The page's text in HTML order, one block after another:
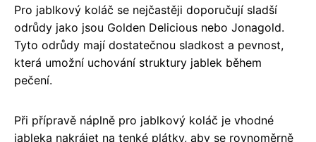
Pro jablkový koláč se nejčastěji doporučují sladší
odrůdy jako jsou Golden Delicious nebo Jonagold.
Tyto odrůdy mají dostatečnou sladkost a pevnost,
která umožní uchování struktury jablek během
pečení.
Při přípravě náplně pro jablkový koláč je vhodné
jableka nakrájet na tenké plátky, aby se rovnoměrně